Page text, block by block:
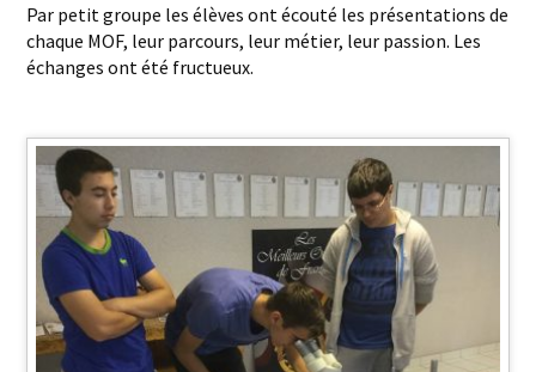
Par petit groupe les élèves ont écouté les présentations de
chaque MOF, leur parcours, leur métier, leur passion. Les
échanges ont été fructueux.